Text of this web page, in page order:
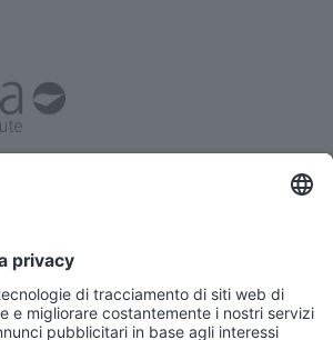
DICHIARAZIONE DI ACCESSIBILITÀ